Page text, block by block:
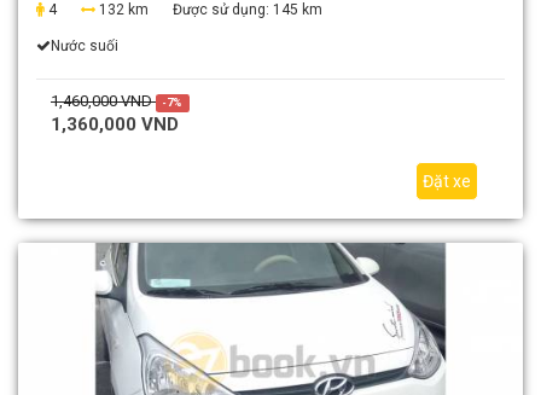
4
132 km Được sử dụng: 145 km
Nước suối
1,460,000 VND -7%
1,360,000 VND
Đặt xe